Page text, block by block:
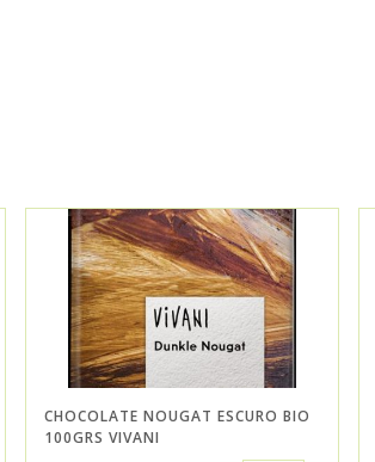
CHOCOLATE NOUGAT ESCURO BIO
100GRS VIVANI